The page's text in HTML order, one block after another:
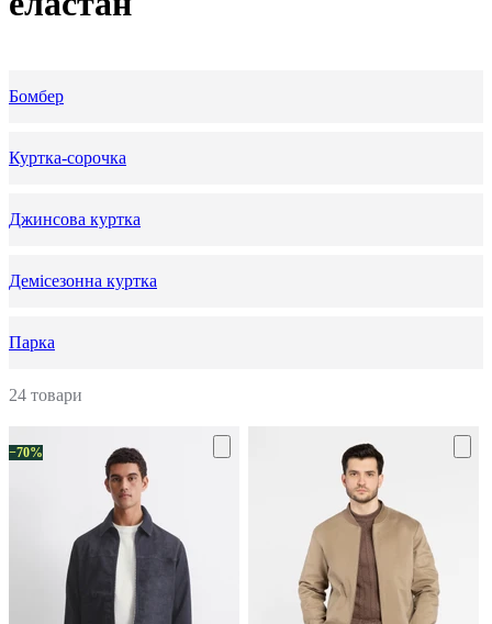
Бомбер
Куртка-сорочка
Джинсова куртка
Демісезонна куртка
Парка
24 товари
−70%